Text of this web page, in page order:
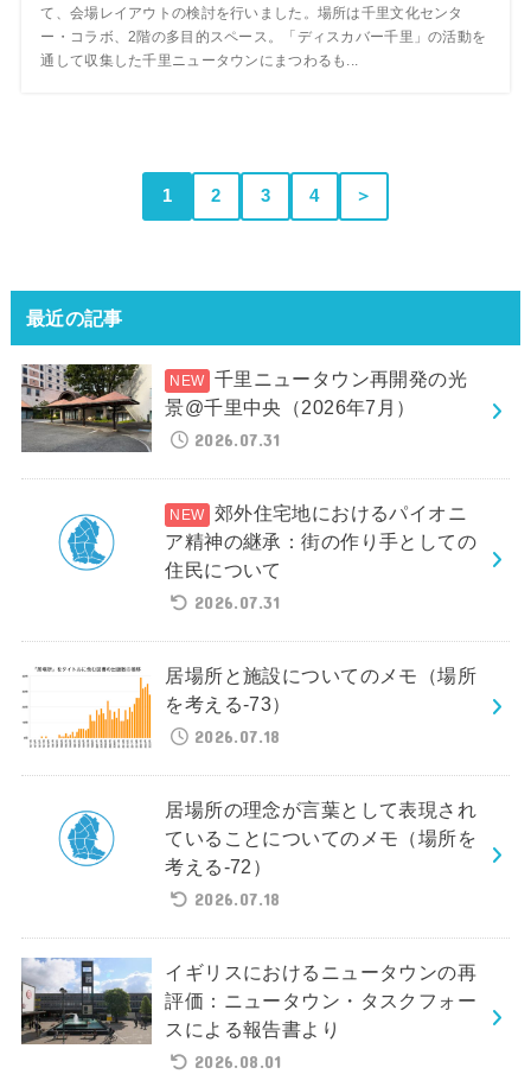
て、会場レイアウトの検討を行いました。場所は千里文化センタ
ー・コラボ、2階の多目的スペース。「ディスカバー千里」の活動を
通して収集した千里ニュータウンにまつわるも...
1 2 3 4 ＞
最近の記事
千里ニュータウン再開発の光
景@千里中央（2026年7月）
2026.07.31
郊外住宅地におけるパイオニ
ア精神の継承：街の作り手としての
住民について
2026.07.31
居場所と施設についてのメモ（場所
を考える-73）
2026.07.18
居場所の理念が言葉として表現され
ていることについてのメモ（場所を
考える-72）
2026.07.18
イギリスにおけるニュータウンの再
評価：ニュータウン・タスクフォー
スによる報告書より
2026.08.01